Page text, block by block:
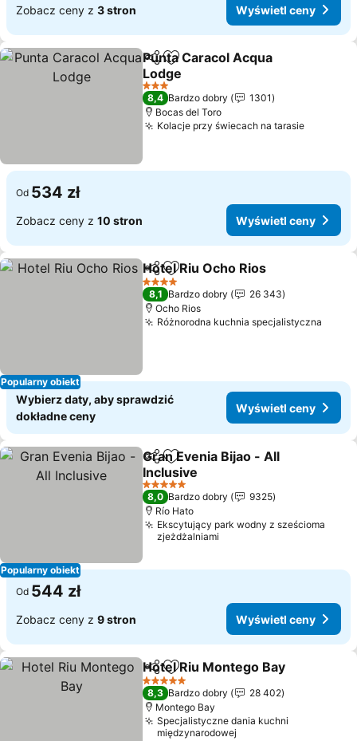
Zobacz ceny z 3 stron Wyświetl ceny
Udostępnij
Dodaj do ulubionych
Punta Caracol Acqua
Lodge
Wyświetl ceny
3 Kategoria
8,4 Bardzo dobry
1301
Bocas del Toro
Kolacje przy świecach na tarasie
Od 534 zł
Zobacz ceny z 10 stron Wyświetl ceny
Popularny obiekt
UdostępnijDodaj do ulubionych
Hotel Riu Ocho Rios
4 Kategoria
8,1 Bardzo dobry
26 343
Ocho Rios
Różnorodna kuchnia specjalistyczna
Wybierz daty, aby sprawdzić
dokładne ceny
Wyświetl ceny
Popularny obiekt
Udostępnij
Dodaj do ulubionych
Gran Evenia Bijao - All
Inclusive
Wyświetl ceny
5 Kategoria
8,0 Bardzo dobry
9325
Río Hato
Ekscytujący park wodny z sześcioma
zjeżdżalniami
Od 544 zł
Zobacz ceny z 9 stron Wyświetl ceny
UdostępnijDodaj do ulubionych
Hotel Riu Montego Bay
5 Kategoria
8,3 Bardzo dobry
28 402
Montego Bay
Specjalistyczne dania kuchni
międzynarodowej